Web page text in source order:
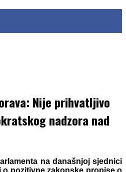
Nije prihvatljivo
nadzora nad
na današnjoj sjednici
pozitivne zakonske propise o